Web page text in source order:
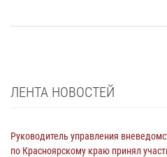
ЛЕНТА НОВОСТЕЙ
Руководитель управления
по Красноярскому краю принял